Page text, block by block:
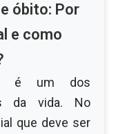
óbito: Por
e como
é um dos
da vida. No
que deve ser